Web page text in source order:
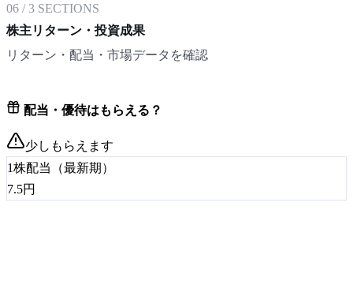
06 /3 SECTIONS
株主リターン・投資成果
リターン・配当・市場データを確認
配当・優待はもらえる？
少しもらえます
1株配当（最新期）
7.5円